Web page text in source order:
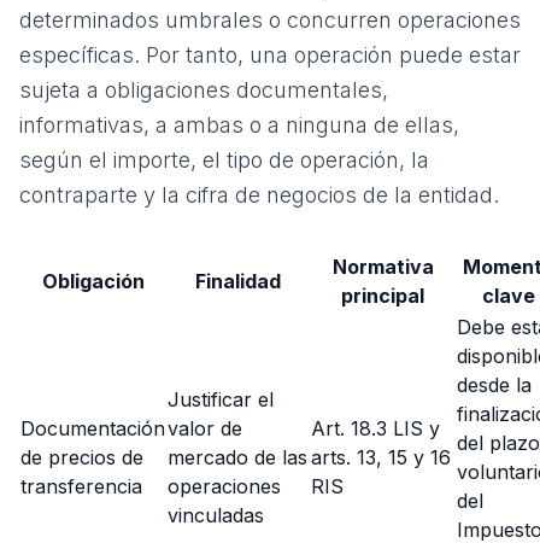
determinados umbrales o concurren operaciones
específicas. Por tanto, una operación puede estar
sujeta a obligaciones documentales,
informativas, a ambas o a ninguna de ellas,
según el importe, el tipo de operación, la
contraparte y la cifra de negocios de la entidad.
Obligación Finalidad
Normativa
principal
clave
Documentación
de precios de
transferencia
Justificar el
valor de
mercado de las
operaciones
vinculadas
Art. 18.3 LIS y
arts. 13, 15 y 16
RIS
Debe
desde la
del plazo
del